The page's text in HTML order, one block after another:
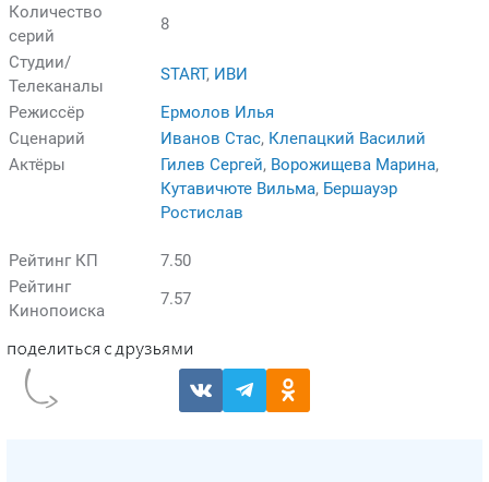
Количество
серий
8
Студии/
Телеканалы
START, ИВИ
Режиссёр
Ермолов Илья
Сценарий
Иванов Стас, Клепацкий Василий
Актёры
Гилев Сергей, Ворожищева Марина,
Кутавичюте Вильма, Бершауэр
Ростислав
Рейтинг КП
7.50
Рейтинг
Кинопоиска
7.57